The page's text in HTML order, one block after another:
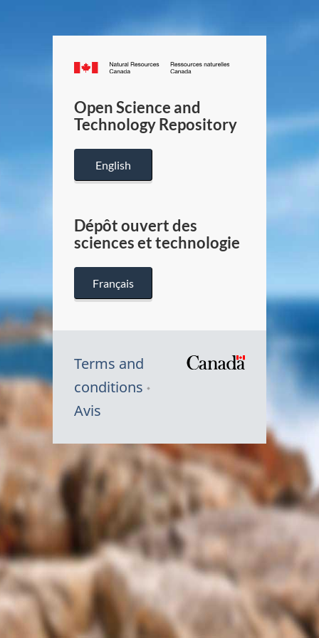
Canada.ca
/
Canada
Open Science and
Technology Repository
English
Dépôt ouvert des
sciences et technologie
Français
Terms and
conditions
Avis
Symbole
du
Canada